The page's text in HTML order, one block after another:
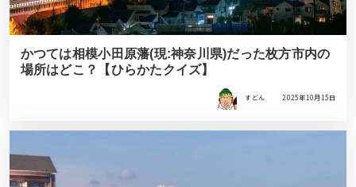
かつては相模小田原藩(現:神奈川県)だった枚方市内の
場所はどこ？【ひらかたクイズ】
すどん 2025年10月15日